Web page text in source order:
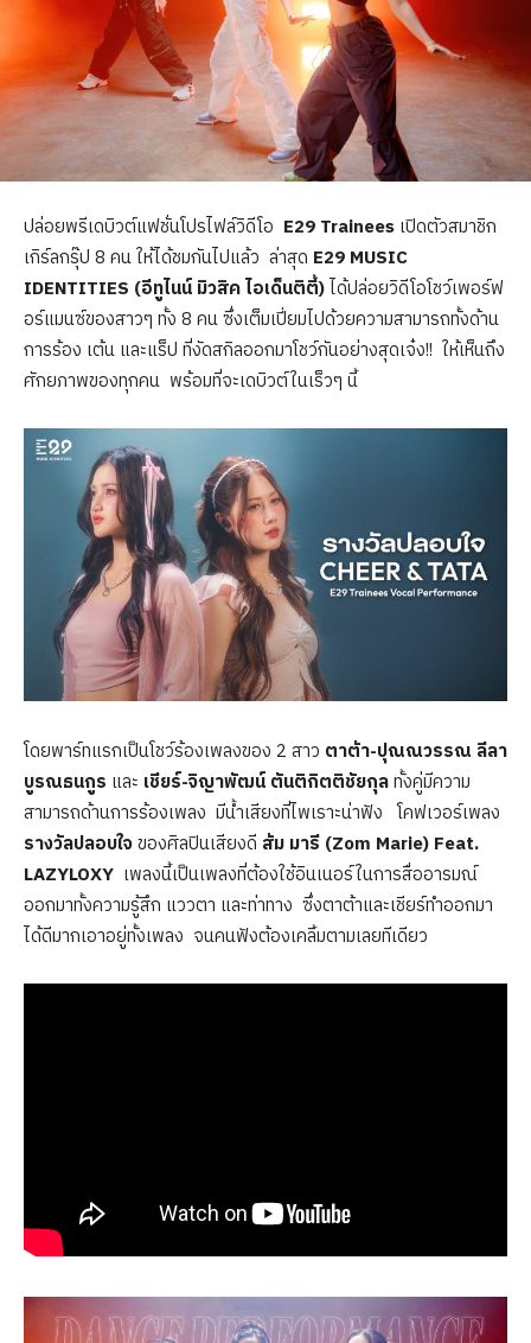
ปล่อยพรีเดบิวต์แฟชั่นโปรไฟล์วิดีโอ E29 Trainees เปิดตัวสมาชิก
เกิร์ลกรุ๊ป 8 คน ให้ได้ชมกันไปแล้ว ล่าสุด E29 MUSIC
IDENTITIES (อีทูไนน์ มิวสิค ไอเด็นติตี้)ได้ปล่อยวิดีโอโชว์เพอร์ฟ
อร์แมนซ์ของสาวๆ ทั้ง 8 คน ซึ่งเต็มเปี่ยมไปด้วยความสามารถทั้งด้าน
การร้อง เต้น และแร็ป ที่งัดสกิลออกมาโชว์กันอย่างสุดเจ๋ง!! ให้เห็นถึง
ศักยภาพของทุกคน พร้อมที่จะเดบิวต์ในเร็วๆ นี้
โดยพาร์ทแรกเป็นโชว์ร้องเพลงของ 2 สาว ตาต้า-ปุณณวรรณ ลีลา
บูรณธนกูร และ เชียร์-จิญาพัฒน์ ตันติกิตติชัยกุลทั้งคู่มีความ
สามารถด้านการร้องเพลง มีน้ำเสียงที่ไพเราะน่าฟัง โคฟเวอร์เพลง
รางวัลปลอบใจของศิลปินเสียงดี ส้ม มารี (Zom Marie) Feat.
LAZYLOXY เพลงนี้เป็นเพลงที่ต้องใช้อินเนอร์ในการสื่ออารมณ์
ออกมาทั้งความรู้สึก แววตา และท่าทาง ซึ่งตาต้าและเชียร์ทำออกมา
ได้ดีมากเอาอยู่ทั้งเพลง จนคนฟังต้องเคลิ้มตามเลยทีเดียว